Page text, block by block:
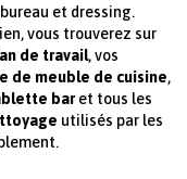
et dressing.
vous trouverez sur
de travail, vos
de meuble de cuisine,
baret tous les
utilisés par les